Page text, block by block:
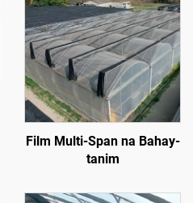
Film Multi-Span na Bahay-
tanim